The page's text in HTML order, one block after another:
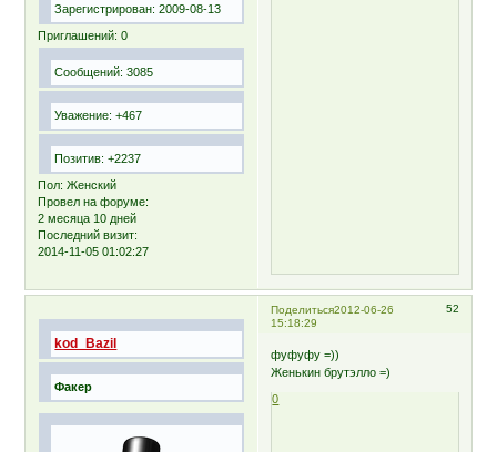
Зарегистрирован: 2009-08-13
Приглашений: 0
Сообщений: 3085
Уважение: +467
Позитив: +2237
Пол: Женский
Провел на форуме:
2 месяца 10 дней
Последний визит:
2014-11-05 01:02:27
Поделиться 52
2012-06-26
15:18:29
kod_Bazil
Факер
фуфуфу =))
Женькин брутэлло =)
0